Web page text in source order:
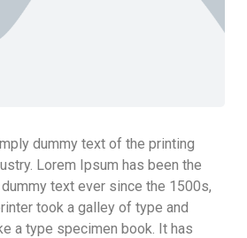
dummy text of the printing
Lorem Ipsum has been the
dummy text ever since the 1500s,
took a galley of type and
a type specimen book. It has